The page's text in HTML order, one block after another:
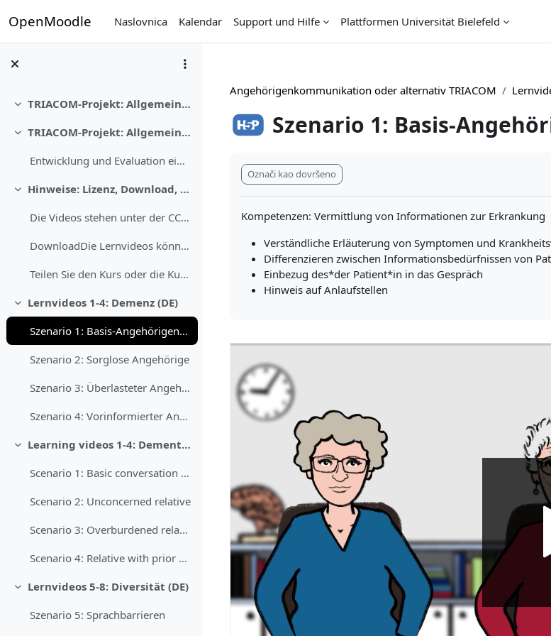
OpenMoodle Naslovnica Kalendar Support und Hilfe Plattformen Universität Bielefeld
Sažmi TRIACOM-Projekt: Allgemeine Informationen
Sažmi
TRIACOM-Projekt: Allgemeine Informationen
Entwicklung und Evaluation eines E-Learning-Progra...
Sažmi
Hinweise: Lizenz, Download, Verbreitung
Die Videos stehen unter der CC BY SA Lizenz.Der Na...
DownloadDie Lernvideos können herunterladen werden...
Teilen Sie den Kurs oder die Kursinhalte mit ander...
SažmiLernvideos 1-4: Demenz (DE)
Szenario 1: Basis-Angehörigengespräch
Szenario 2: Sorglose Angehörige
Szenario 3: Überlasteter Angehöriger
Szenario 4: Vorinformierter Angehöriger
Sažmi
Learning videos 1-4: Dementia (EN)
Scenario 1: Basic conversation with relatives
Scenario 2: Unconcerned relative
Scenario 3: Overburdened relative
Scenario 4: Relative with prior knowledge
SažmiLernvideos 5-8: Diversität (DE)
Szenario 5: Sprachbarrieren
Angehörigenkommunikation oder alternativ TRIACOM
Szenario 1: Basis-
Označi kao dovršeno
Kompetenzen: Vermittlung von Informationen zur Erkrankung
Verständliche Erläuterung von Symptomen und
Differenzieren zwischen Informationsbedürfnissen von
Einbezug des*der Patient*in in das Gespräch
Hinweis auf Anlaufstellen